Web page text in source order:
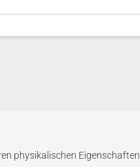
physikalischen Eigenschaften